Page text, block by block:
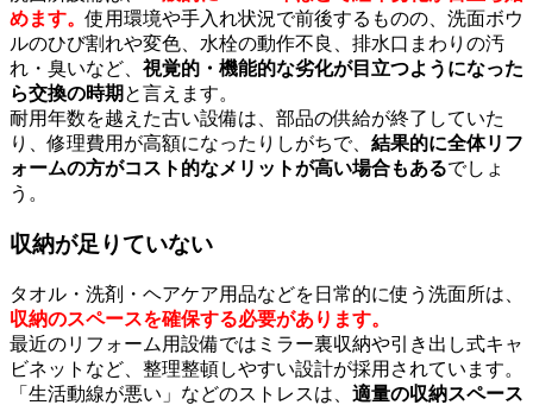
めます。使用環境や手入れ状況で前後するものの、洗面ボウ
ルのひび割れや変色、水栓の動作不良、排水口まわりの汚
れ・臭いなど、 視覚的・機能的な劣化が目立つようになった
ら交換の時期 と言えます。
耐用年数を越えた古い設備は、部品の供給が終了していた
り、修理費用が高額になったりしがちで、 結果的に全体リフ
ォームの方がコスト的なメリットが高い場合もあるでしょ
う。
収納が足りていない
タオル・洗剤・ヘアケア用品などを日常的に使う洗面所は、
収納のスペースを確保する必要があります。
最近のリフォーム用設備ではミラー裏収納や引き出し式キャ
ビネットなど、整理整頓しやすい設計が採用されています。
「生活動線が悪い」などのストレスは、 適量の収納スペース